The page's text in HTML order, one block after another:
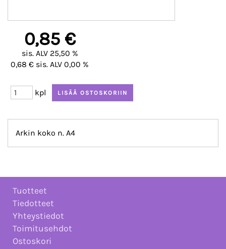
0,85 €
sis. ALV 25,50 %
0,68 € sis. ALV 0,00 %
kpl
Arkin koko n. A4
Tuotteet
Tiedotteet
Yhteystiedot
Toimitusehdot
Ostoskori